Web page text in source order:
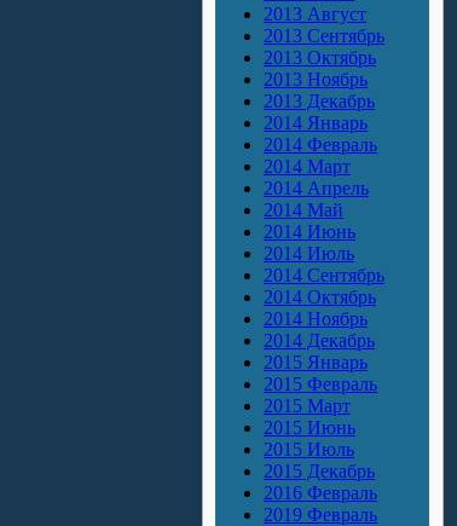
2013 Август
2013 Сентябрь
2013 Октябрь
2013 Ноябрь
2013 Декабрь
2014 Январь
2014 Февраль
2014 Март
2014 Апрель
2014 Май
2014 Июнь
2014 Июль
2014 Сентябрь
2014 Октябрь
2014 Ноябрь
2014 Декабрь
2015 Январь
2015 Февраль
2015 Март
2015 Июнь
2015 Июль
2015 Декабрь
2016 Февраль
2019 Февраль